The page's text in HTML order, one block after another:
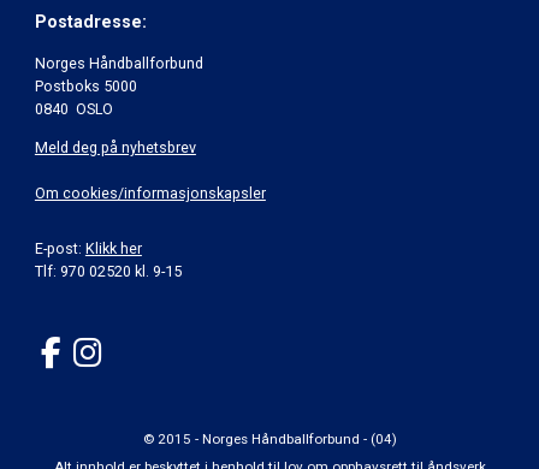
Postadresse:
Norges Håndballforbund
Postboks 5000
0840 OSLO
Meld deg på nyhetsbrev
Om cookies/informasjonskapsler
E-post: Klikk her
Tlf: 970 02520 kl. 9-15
© 2015 - Norges Håndballforbund - (04)